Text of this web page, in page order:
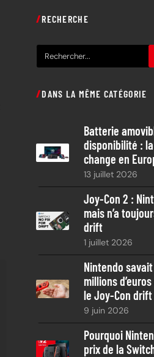
RECHERCHE
e
h
c
h
DANS LA MÊME CATÉGORIE
Batterie
disponibilité :
change en
13 juillet 2026
Joy-Con 2 :
mais n’a
drift
1 juillet 2026
Nintendo
millions
le Joy-Con
9 juin 2026
Pourquoi
prix de la